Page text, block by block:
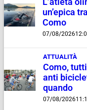
un’epica
Como
07/08/2026
ATTUALITÀ
Como,
anti
quando
07/08/2026